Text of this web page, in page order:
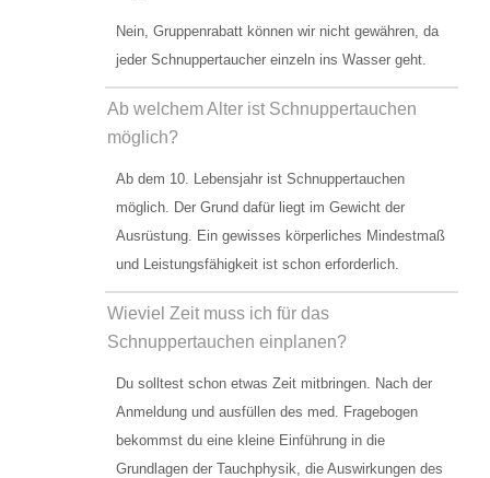
Tauchausbildung SSI
Werde SSI Dive Professional
Anfrage Tauchausbildung
TAUCHCLUB BALTIC
TAUCHPLÄTZE
Landtauchgänge in der Ostsee vor der Basis
Nein, Gruppenrabatt können wir nicht gewähren, da
jeder Schnuppertaucher einzeln ins Wasser geht.
Ab welchem Alter ist Schnuppertauchen
möglich?
Ab dem 10. Lebensjahr ist Schnuppertauchen
möglich. Der Grund dafür liegt im Gewicht der
Ausrüstung. Ein gewisses körperliches Mindestmaß
und Leistungsfähigkeit ist schon erforderlich.
Wieviel Zeit muss ich für das
Schnuppertauchen einplanen?
Du solltest schon etwas Zeit mitbringen. Nach der
Anmeldung und ausfüllen des med. Fragebogen
bekommst du eine kleine Einführung in die
Grundlagen der Tauchphysik, die Auswirkungen des